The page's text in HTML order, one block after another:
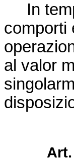
In
comporti
al valor
Art.